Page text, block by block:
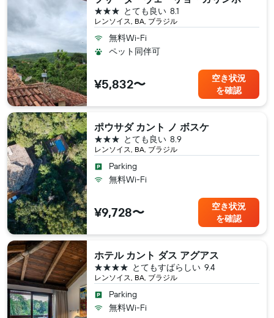
レンソイス, BA, ブラジル
8.1
とても良い
3つ星
無料Wi-Fi
ペット同伴可
¥5,832〜
空き状況
を確認
ポウサダ カント ノ ボスケ
レンソイス, BA, ブラジル
8.9
とても良い
3つ星
Parking
無料Wi-Fi
¥9,728〜
空き状況
を確認
ホテル カント ダス アグアス
レンソイス, BA, ブラジル
9.4
とてもすばらしい
4つ星
Parking
無料Wi-Fi